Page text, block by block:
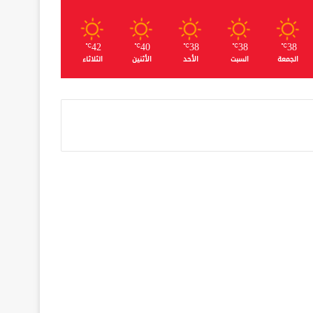
38
℃
الجمعة
38
℃
السبت
38
℃
الأحد
40
℃
الأثنين
42
℃
الثلاثاء